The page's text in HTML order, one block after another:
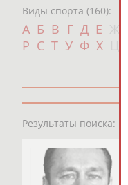
Виды спорта (160):
А Б В Г Д Е
Р С Т У Ф Х
Результаты поиска: